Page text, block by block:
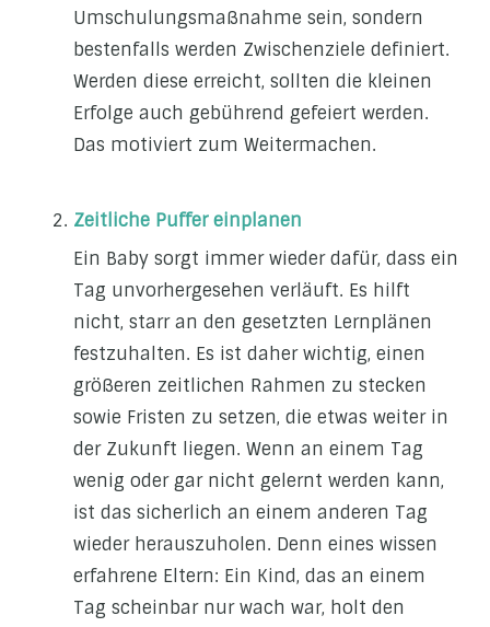
Umschulungsmaßnahme sein, sondern
bestenfalls werden Zwischenziele definiert.
Werden diese erreicht, sollten die kleinen
Erfolge auch gebührend gefeiert werden.
Das motiviert zum Weitermachen.
Zeitliche Puffer einplanen
Ein Baby sorgt immer wieder dafür, dass ein
Tag unvorhergesehen verläuft. Es hilft
nicht, starr an den gesetzten Lernplänen
festzuhalten. Es ist daher wichtig, einen
größeren zeitlichen Rahmen zu stecken
sowie Fristen zu setzen, die etwas weiter in
der Zukunft liegen. Wenn an einem Tag
wenig oder gar nicht gelernt werden kann,
ist das sicherlich an einem anderen Tag
wieder herauszuholen. Denn eines wissen
erfahrene Eltern: Ein Kind, das an einem
Tag scheinbar nur wach war, holt den